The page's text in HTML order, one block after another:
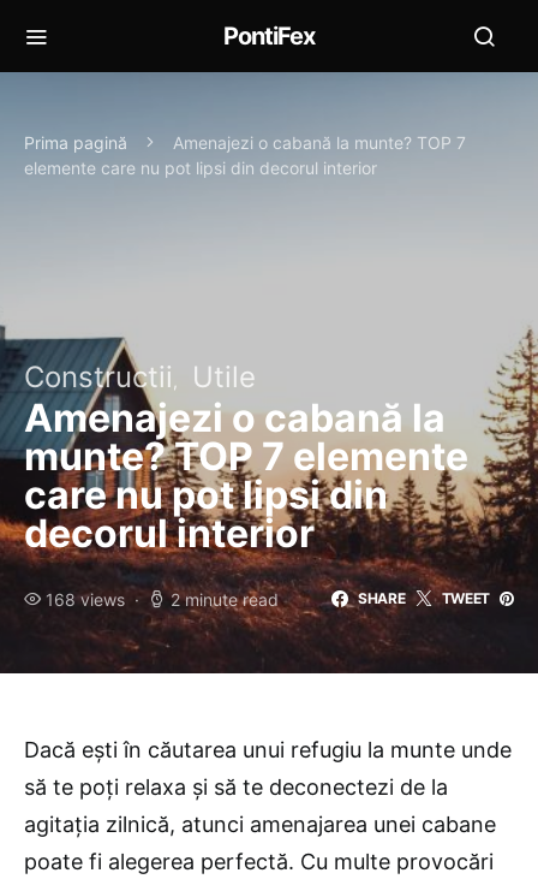
PontiFex
Prima pagină
Amenajezi o cabană la munte? TOP 7
elemente care nu pot lipsi din decorul interior
Constructii Utile
Amenajezi o cabană la
munte? TOP 7 elemente
care nu pot lipsi din
decorul interior
168 views 2 minute read SHARE TWEET
Dacă ești în căutarea unui refugiu la munte unde
să te poți relaxa și să te deconectezi de la
agitația zilnică, atunci amenajarea unei cabane
poate fi alegerea perfectă. Cu multe provocări